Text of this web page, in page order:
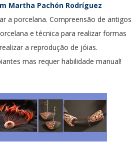
Martha Pachón Rodríguez
a porcelana. Compreensão de antigos
e técnica para realizar formas
a reprodução de jóias.
mas requer habilidade manual!